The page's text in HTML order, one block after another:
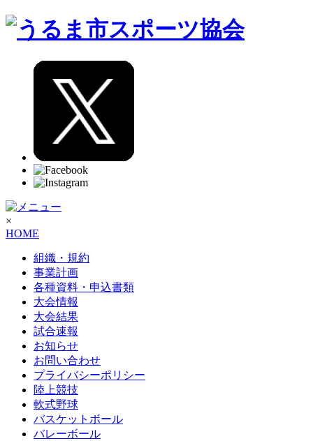
×
HOME
組織・規約
事業計画
各種資料・申込書類
大会情報
大会結果
試合速報
お知らせ
お問い合わせ
プライバシーポリシー
陸上競技
軟式野球
バスケットボール
バレーボール